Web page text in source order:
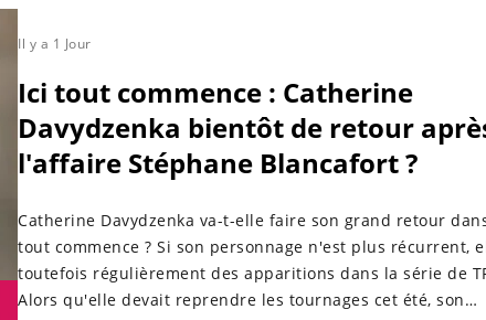
Il y a 1 Jour
Ici tout commence : Catherine
Davydzenka bientôt de retour
l'affaire Stéphane Blancafort ?
Catherine Davydzenka va-t-elle faire son grand retour
tout commence ? Si son personnage n'est plus récurrent,
toutefois régulièrement des apparitions dans la série de
Alors qu'elle devait reprendre les tournages cet été, son